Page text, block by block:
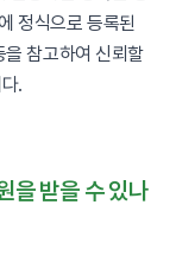
정식으로 등록된
참고하여 신뢰할
.
을 받을 수 있나